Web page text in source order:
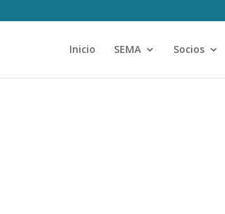
Inicio SEMA Socios